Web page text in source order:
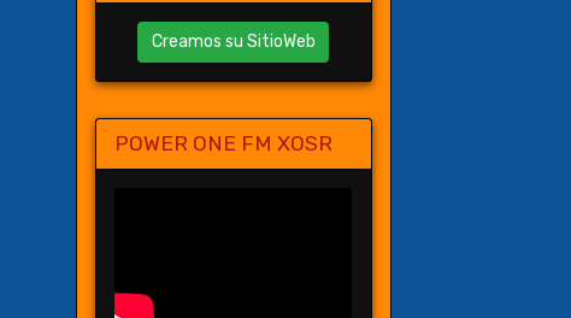
Creamos su SitioWeb
POWER ONE FM XOSR